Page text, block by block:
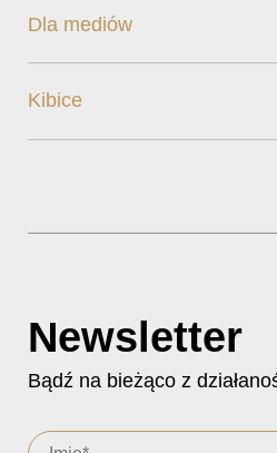
Dla mediów
Kibice
Newsletter
Bądź na bieżąco z